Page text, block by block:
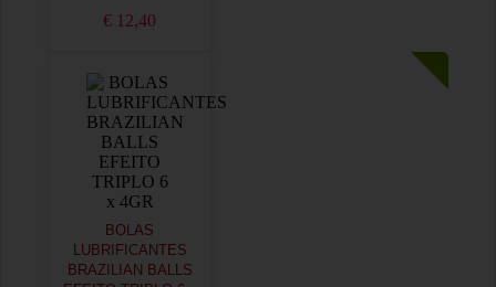
€ 12,40
BOLAS
LUBRIFICANTES
BRAZILIAN BALLS